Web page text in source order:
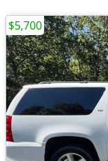
$5,700